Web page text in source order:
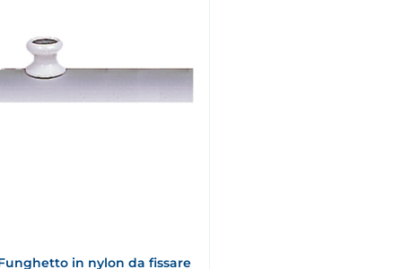
in nylon da fissare